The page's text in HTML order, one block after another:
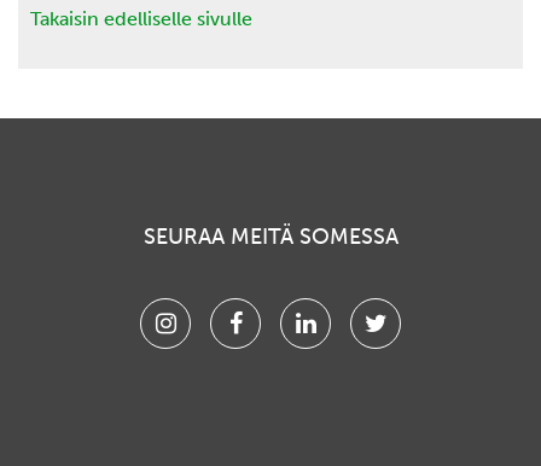
Takaisin edelliselle sivulle
SEURAA MEITÄ SOMESSA
InstagramFacebookLinkedinTwitter